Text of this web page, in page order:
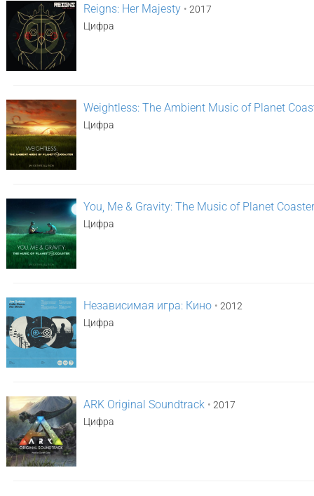
Reigns: Her Majesty • 2017
Цифра
Weightless: The Ambient Music of Planet
Цифра
You, Me & Gravity: The Music of Planet
Цифра
Независимая игра: Кино • 2012
Цифра
ARK Original Soundtrack • 2017
Цифра